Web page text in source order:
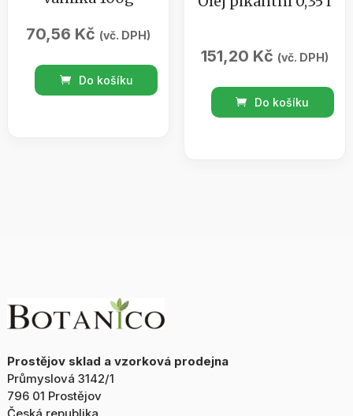
70,56 Kč (vč. DPH)
Horká
čokoláda
Do košíku
151,20 Kč (vč. DPH)
Olej
pikantní
Do košíku
Prostějov sklad a vzorková prodejna
Průmyslová 3142/1
796 01 Prostějov